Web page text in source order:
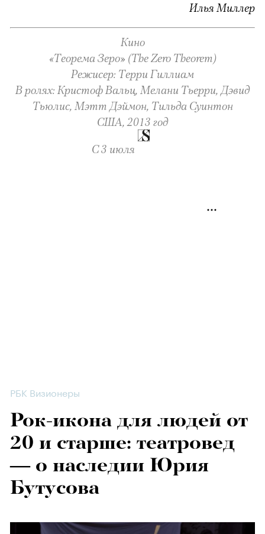
Илья Миллер
Кино
«Теорема Зеро» (The Zero Theorem)
Режисер: Терри Гиллиам
В ролях: Кристоф Вальц, Мелани Тьерри, Дэвид
Тьюлис, Мэтт Дэймон, Тильда Суинтон
США, 2013 год
С 3 июля
РБК Визионеры
Рок-икона для людей от
20 и старше: театровед
— о наследии Юрия
Бутусова